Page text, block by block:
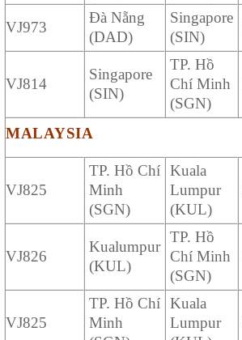
VJ973
Đà Nẵng
(DAD)
Singapore
(SIN)
VJ814
Singapore
(SIN)
TP. Hồ
Chí Minh
(SGN)
MALAYSIA
VJ825
TP. Hồ Chí
Minh
(SGN)
Kuala
Lumpur
(KUL)
VJ826
Kualumpur
(KUL)
TP. Hồ
Chí Minh
(SGN)
VJ825
TP. Hồ Chí
Minh
Kuala
Lumpur